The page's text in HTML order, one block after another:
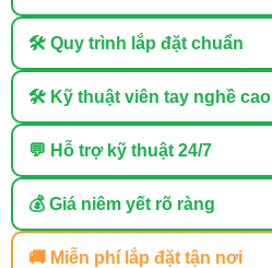
🛠 Quy trình lắp đặt chuẩn
🛠 Kỹ thuật viên tay nghề cao
💬 Hỗ trợ kỹ thuật 24/7
💰 Giá niêm yết rõ ràng
🚚 Miễn phí lắp đặt tận nơi